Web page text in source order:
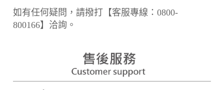
如有任何疑問，請撥打【客服專線：0800-
800166】洽詢。